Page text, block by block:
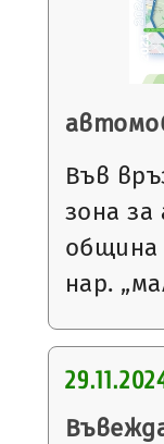
Във
зона
община
нар.